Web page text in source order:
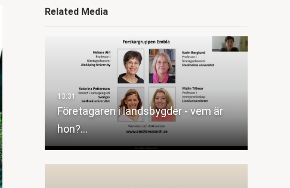
Related Media
Företagaren i landsbygder - vem är
hon?…